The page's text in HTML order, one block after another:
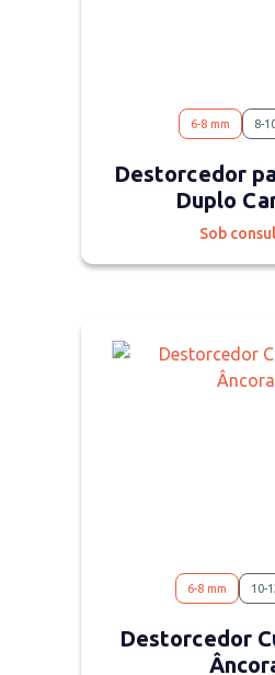
6-8 mm 8-
Destorcedor
Duplo
Sob
6-8 mm 10-
Destorcedor